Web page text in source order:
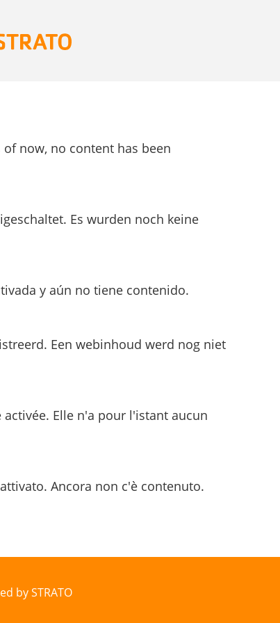
now, no content has been
Es wurden noch keine
y aún no tiene contenido.
Een webinhoud werd nog niet
Elle n'a pour l'istant aucun
Ancora non c'è contenuto.
by STRATO